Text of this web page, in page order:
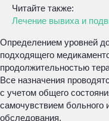
Читайте также:
Лечение вывиха и
Определением уровней
подходящего
продолжительностью
Все назначения
с учетом общего
самочувствием больного
обследования.